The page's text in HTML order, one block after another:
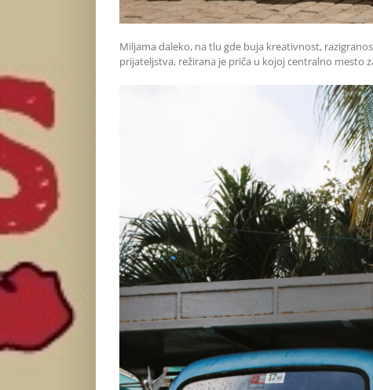
Miljama daleko, na tlu gde buja kreativnost,
prijateljstva, režirana je priča u kojoj centralno